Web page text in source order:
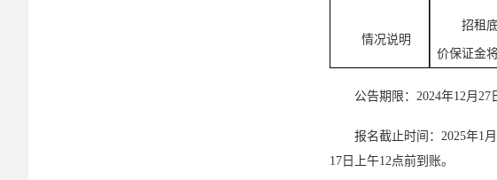
情况说明
招租
价保证金
公告期限： 2024年12 月 27
报名截止时间 ： 2025年1
17日上午12点前到账。